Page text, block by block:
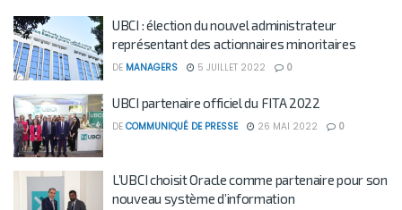
UBCI : élection du nouvel administrateur
représentant des actionnaires minoritaires
DE MANAGERS 5 JUILLET 2022 0
UBCI partenaire officiel du FITA 2022
DE COMMUNIQUÉ DE PRESSE 26 MAI 2022 0
L’UBCI choisit Oracle comme partenaire pour son
nouveau système d’information